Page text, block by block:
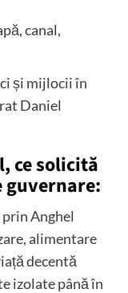
canal,
și mijlocii în
Daniel
ce solicită
guvernare:
Anghel
alimentare
decentă
izolate până în